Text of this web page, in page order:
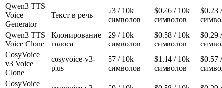
Qwen3 TTS
Voice
Generator
Текст в речь
23 / 10k
символов
$0.46 / 10k
символов
$0.23
Qwen3 TTS
Voice Clone
Клонирование
голоса
29 / 10k
символов
$0.58 / 10k
символов
$0.29
CosyVoice
v3 Voice
Clone
cosyvoice-v3-
plus
57 / 10k
символов
$1.14 / 10k
символов
$0.57
CosyVoice